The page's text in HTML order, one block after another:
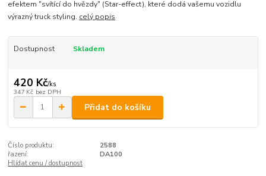
efektem "svítící do hvězdy" (Star-effect), které dodá vašemu vozidlu
výrazný truck styling. celý popis
Dostupnost Skladem
420 Kč/ks
347 Kč bez DPH
Přidat do košíku
Číslo produktu:
2588
řazení:
DA100
Hlídat cenu / dostupnost